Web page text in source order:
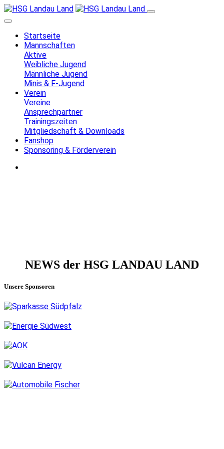
Startseite
Mannschaften
Aktive
Weibliche Jugend
Männliche Jugend
Minis & F-Jugend
Verein
Vereine
Ansprechpartner
Trainingszeiten
Mitgliedschaft & Downloads
Fanshop
Sponsoring & Förderverein
NEWS der HSG LANDAU LAND
Unsere Sponsoren